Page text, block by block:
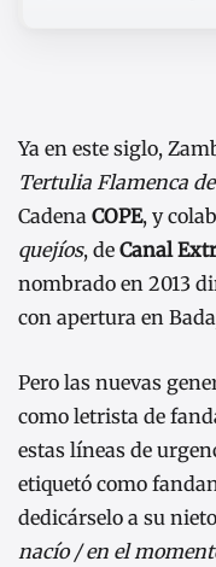
Ya en este siglo,
Tertulia Flamenca
Cadena COPE, y
quejíos, de Canal
nombrado en 2013
con apertura en
Pero las nuevas
como letrista de
estas líneas de
etiquetó como
dedicárselo a su
nacío / en el